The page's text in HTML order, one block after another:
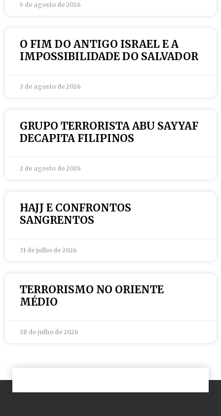
5 de agosto de 2026
O FIM DO ANTIGO ISRAEL E A
IMPOSSIBILIDADE DO SALVADOR
3 de agosto de 2026
GRUPO TERRORISTA ABU SAYYAF
DECAPITA FILIPINOS
2 de agosto de 2026
HAJJ E CONFRONTOS
SANGRENTOS
31 de julho de 2026
TERRORISMO NO ORIENTE
MÉDIO
28 de julho de 2026